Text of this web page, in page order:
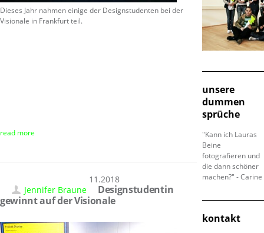
Dieses Jahr nahmen einige der Designstudenten bei der
Visionale in Frankfurt teil.
read more
18.11.2018
Jennifer Braune
Designstudentin
gewinnt auf der Visionale
unsere
dummen
sprüche
"Kann ich Lauras
Beine
fotografieren und
die dann schöner
machen?" - Carine
kontakt